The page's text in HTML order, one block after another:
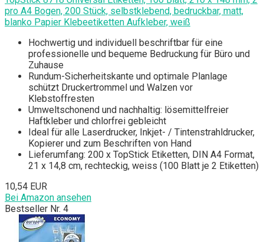
pro A4 Bogen, 200 Stück, selbstklebend, bedruckbar, matt,
blanko Papier Klebeetiketten Aufkleber, weiß
Hochwertig und individuell beschriftbar für eine
professionelle und bequeme Bedruckung für Büro und
Zuhause
Rundum-Sicherheitskante und optimale Planlage
schützt Druckertrommel und Walzen vor
Klebstoffresten
Umweltschonend und nachhaltig: lösemittelfreier
Haftkleber und chlorfrei gebleicht
Ideal für alle Laserdrucker, Inkjet- / Tintenstrahldrucker,
Kopierer und zum Beschriften von Hand
Lieferumfang: 200 x TopStick Etiketten, DIN A4 Format,
21 x 14,8 cm, rechteckig, weiss (100 Blatt je 2 Etiketten)
10,54 EUR
Bei Amazon ansehen
Bestseller Nr. 4